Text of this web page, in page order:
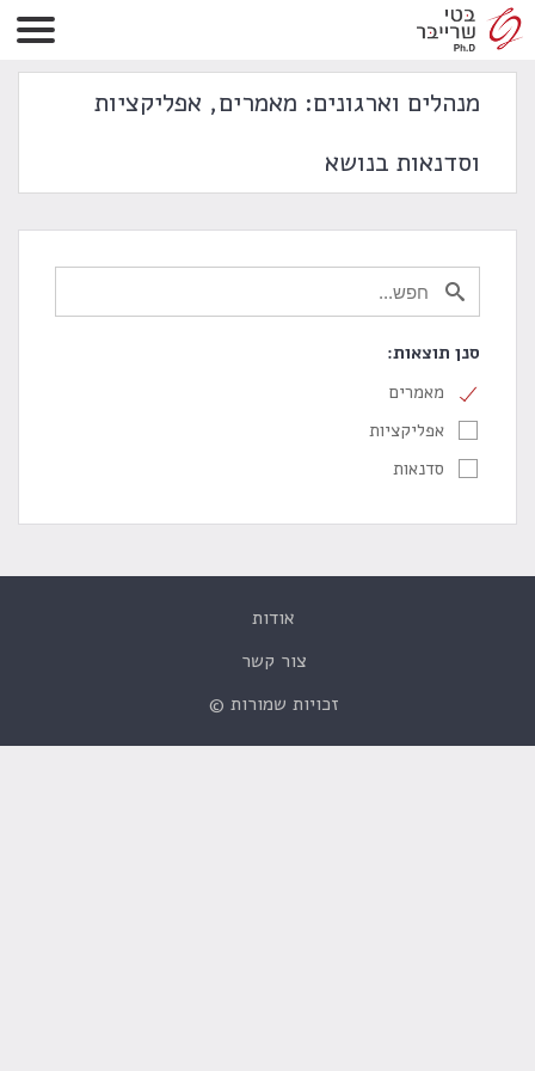
מנהלים וארגונים: מאמרים, אפליקציות
וסדנאות בנושא
סנן תוצאות:
מאמרים
אפליקציות
סדנאות
אודות
צור קשר
זכויות שמורות ©